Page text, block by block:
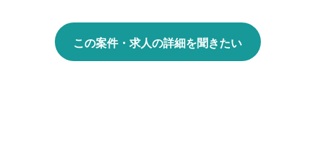
この案件・求人の詳細を聞きたい